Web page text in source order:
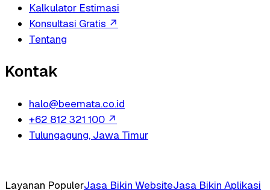
Kalkulator Estimasi
Konsultasi Gratis ↗
Tentang
Kontak
halo@beemata.co.id
+62 812 321 100 ↗
Tulungagung, Jawa Timur
Layanan PopulerJasa Bikin WebsiteJasa Bikin Aplikasi